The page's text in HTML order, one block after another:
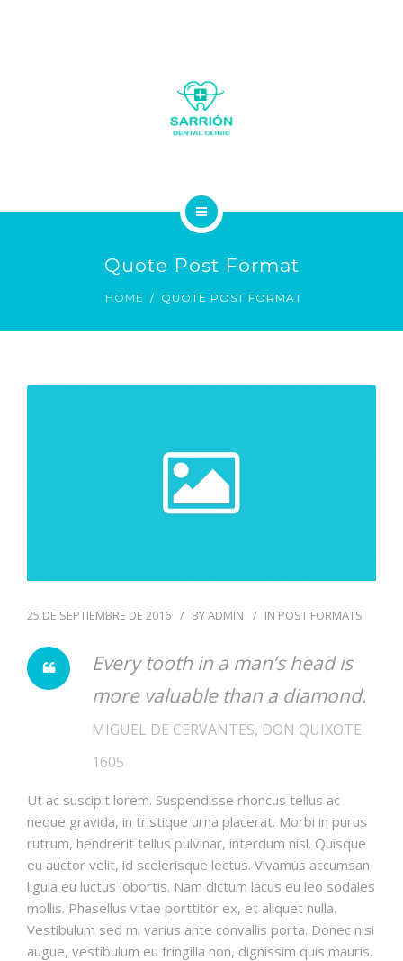
SOBRE NOSOTROS
Quote Post Format
HOME QUOTE POST FORMAT
25 DE SEPTIEMBRE DE 2016 BYADMIN IN POST FORMATS
Every tooth in a man’s head is
more valuable than a diamond.
MIGUEL DE CERVANTES, DON QUIXOTE
1605
Ut ac suscipit lorem. Suspendisse rhoncus tellus ac
neque gravida, in tristique urna placerat. Morbi in purus
rutrum, hendrerit tellus pulvinar, interdum nisl. Quisque
eu auctor velit, id scelerisque lectus. Vivamus accumsan
ligula eu luctus lobortis. Nam dictum lacus eu leo sodales
mollis. Phasellus vitae porttitor ex, et aliquet nulla.
Vestibulum sed mi varius ante convallis porta. Donec nisi
augue, vestibulum eu fringilla non, dignissim quis mauris.